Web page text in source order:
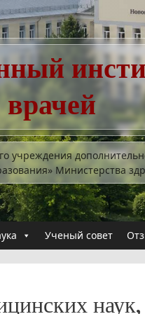
врачей
учреждения
Министерства
Ученый совет